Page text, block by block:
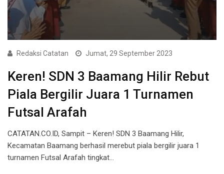
Redaksi Catatan Jumat, 29 September 2023
Keren! SDN 3 Baamang Hilir Rebut
Piala Bergilir Juara 1 Turnamen
Futsal Arafah
CATATAN.CO.ID, Sampit – Keren! SDN 3 Baamang Hilir,
Kecamatan Baamang berhasil merebut piala bergilir juara 1
turnamen Futsal Arafah tingkat…